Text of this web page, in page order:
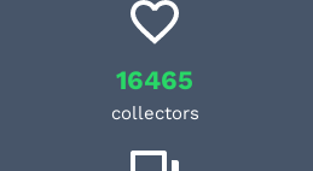
16465
collectors